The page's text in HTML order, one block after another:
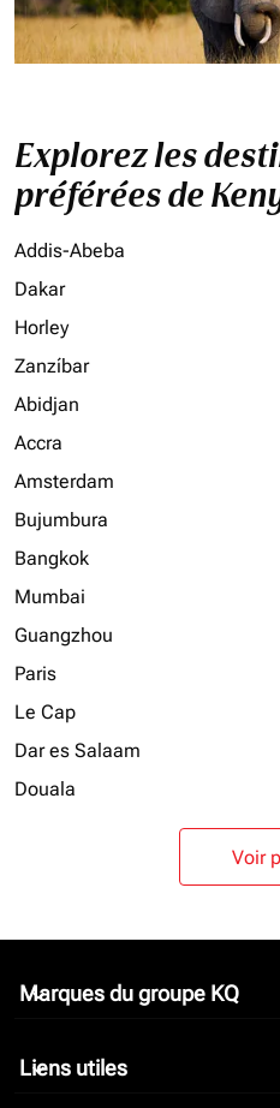
Explorez les
préférées de
Addis-Abeba
Dakar
Horley
Zanzíbar
Abidjan
Accra
Amsterdam
Bujumbura
Bangkok
Mumbai
Guangzhou
Paris
Le Cap
Dar es Salaam
Douala
Voir
Marques du groupe KQ
keyboard_arrow_down
Liens utiles
keyboard_arrow_down